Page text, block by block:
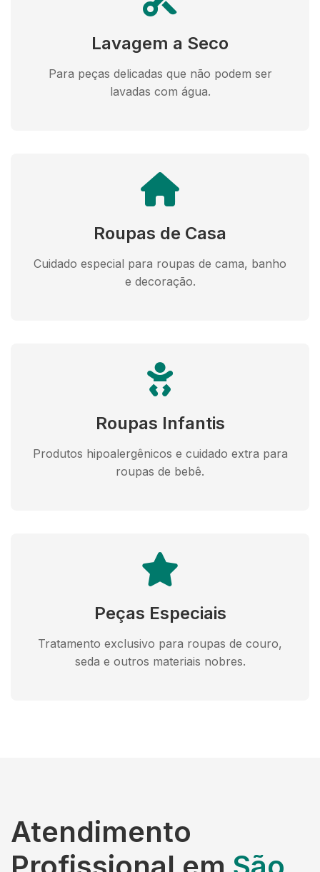
Lavagem a Seco
Para peças delicadas que não podem ser
lavadas com água.
Roupas de Casa
Cuidado especial para roupas de cama, banho
e decoração.
Roupas Infantis
Produtos hipoalergênicos e cuidado extra para
roupas de bebê.
Peças Especiais
Tratamento exclusivo para roupas de couro,
seda e outros materiais nobres.
Atendimento